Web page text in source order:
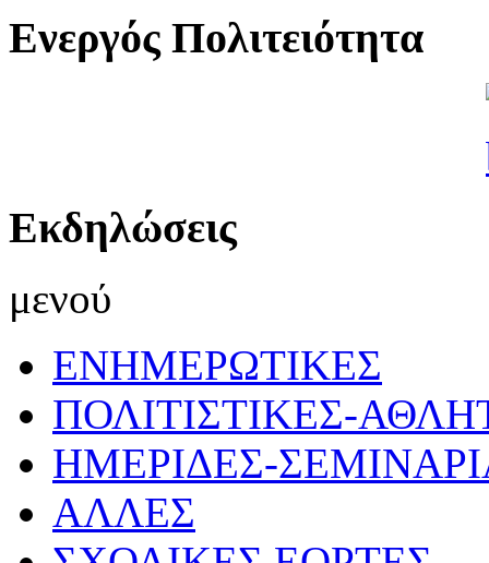
Ενεργός Πολιτειότητα
Εκδηλώσεις
μενού
ΕΝΗΜΕΡΩΤΙΚΕΣ
ΠΟΛΙΤΙΣΤΙΚΕΣ-
ΗΜΕΡΙΔΕΣ-
ΑΛΛΕΣ